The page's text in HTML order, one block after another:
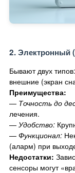
2. Электронный
Бывают двух
внешние (экран
Преимущества:
— Точность до
лечения.
— Удобство:
— Функционал:
(аларм) при
Недостатки:
сенсоры могут